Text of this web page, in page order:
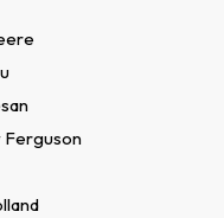
Ferguson